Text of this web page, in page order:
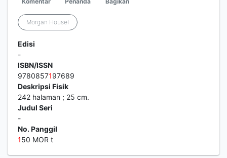
Morgan Housel
Edisi
-
ISBN/ISSN
9780857197689
Deskripsi Fisik
242 halaman ; 25 cm.
Judul Seri
-
No. Panggil
150 MOR t